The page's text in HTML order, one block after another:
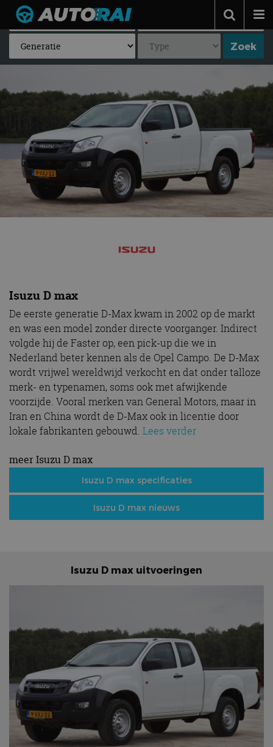
Autonieuws
Podcast
Autotests
Adverteren
Contact
MotorRAI.nl
Isuzu D max
De eerste generatie D-Max kwam in 2002 op de markt
en was een model zonder directe voorganger. Indirect
volgde hij de Faster op, een pick-up die we in
Nederland beter kennen als de Opel Campo. De D-Max
wordt vrijwel wereldwijd verkocht en dat onder talloze
merk- en typenamen, soms ook met afwijkende
voorzijde. Vooral merken van General Motors, maar in
Iran en China wordt de D-Max ook in licentie door
lokale fabrikanten gebouwd. Lees verder
meer Isuzu D max
Isuzu D max specificaties
Isuzu D max nieuws
Isuzu D max uitvoeringen